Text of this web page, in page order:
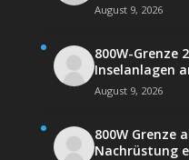
August 9, 2026
800W-Grenze
Inselanlagen
August 9, 2026
800W Grenze
Nachrüstung